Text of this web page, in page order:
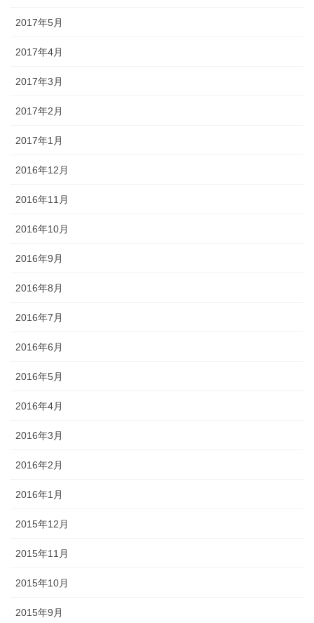
2017年5月
2017年4月
2017年3月
2017年2月
2017年1月
2016年12月
2016年11月
2016年10月
2016年9月
2016年8月
2016年7月
2016年6月
2016年5月
2016年4月
2016年3月
2016年2月
2016年1月
2015年12月
2015年11月
2015年10月
2015年9月